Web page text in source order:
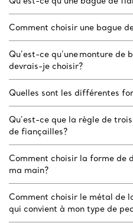
Comment choisir une bague
Qu’est-ce qu’une monture de
devrais-je choisir?
Quelles sont les différentes
Qu’est-ce que la règle de
de fiançailles?
Comment choisir la forme de
ma main?
Comment choisir le métal de
qui convient à mon type de